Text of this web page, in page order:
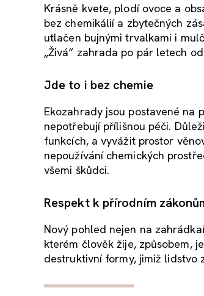
Krásně kvete, plodí ovoce a
bez chemikálií a zbytečných
utlačen bujnými trvalkami i
„Živá“ zahrada po pár letech
Jde to i bez chemie
Ekozahrady jsou postavené na
nepotřebují přílišnou péči.
funkcích, a vyvážit prostor
nepoužívání chemických
všemi škůdci.
Respekt k přírodním
Nový pohled nejen na
kterém člověk žije, způsobem,
destruktivní formy, jimiž lidstvo